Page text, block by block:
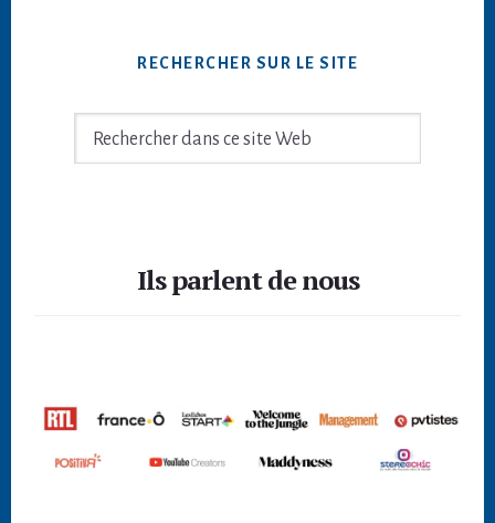
RECHERCHER SUR LE SITE
Rechercher
Ils parlent de nous